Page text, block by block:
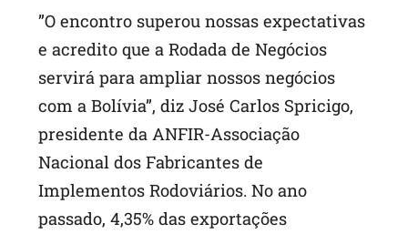
”O encontro superou nossas expectativas
e acredito que a Rodada de Negócios
servirá para ampliar nossos negócios
com a Bolívia”, diz José Carlos Spricigo,
presidente da ANFIR-Associação
Nacional dos Fabricantes de
Implementos Rodoviários. No ano
passado, 4,35% das exportações